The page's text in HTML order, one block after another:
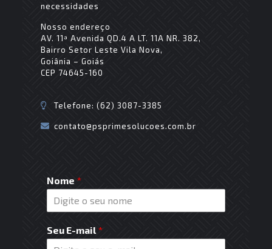
necessidades
Nosso endereço
AV. 11ª Avenida QD.4 A LT. 11A NR. 382,
Bairro Setor Leste Vila Nova,
Goiânia – Goiás
CEP 74645-160
Telefone: (62) 3087-3385
contato@psprimesolucoes.com.br
Nome *
Seu E-mail *